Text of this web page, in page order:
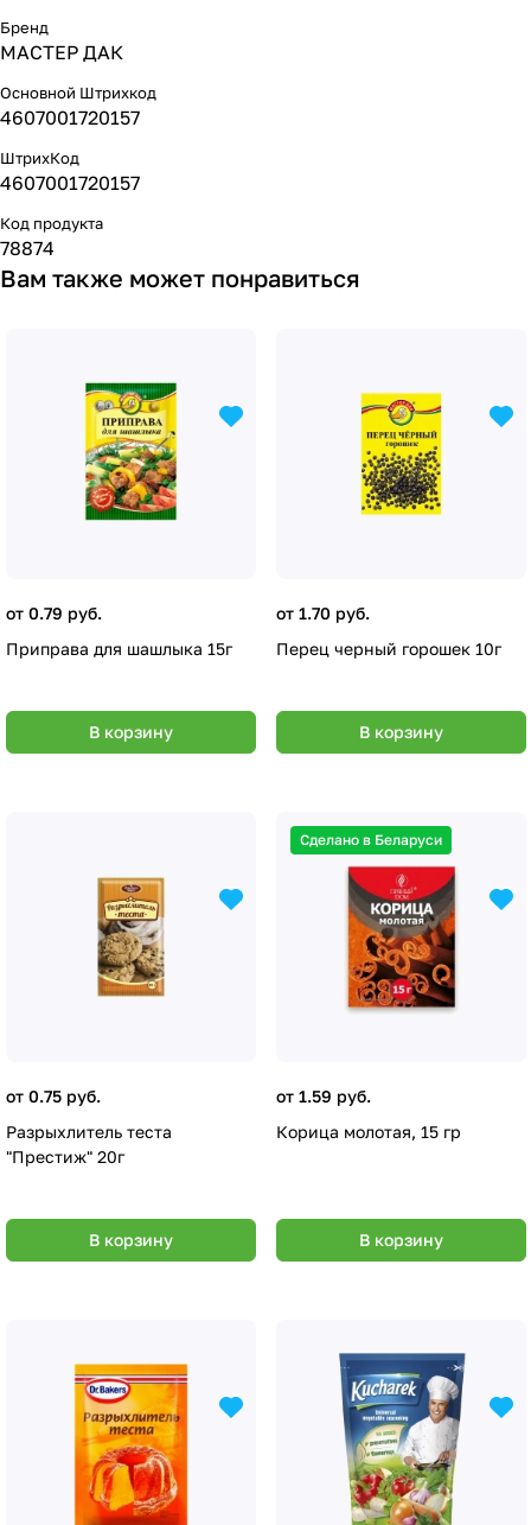
Бренд
МАСТЕР ДАК
Основной Штрихкод
4607001720157
ШтрихКод
4607001720157
Код продукта
78874
Вам также может понравиться
от 0.79 руб.
Приправа для шашлыка 15г
В корзину
от 1.70 руб.
Перец черный горошек 10г
В корзину
от 0.75 руб.
Разрыхлитель теста
"Престиж" 20г
В корзину
Сделано в Беларуси
от 1.59 руб.
Корица молотая, 15 гр
В корзину